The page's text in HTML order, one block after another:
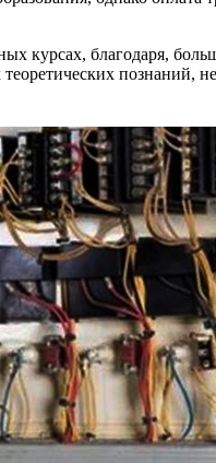
курсах, благодаря,
познаний,